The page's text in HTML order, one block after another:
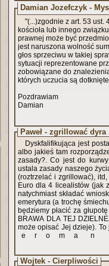
Damian Jozefczyk -
"(...)zgodnie z art. 53 ust.
kościoła lub innego
prawnej może być
jest naruszona wolność
głos sprzeciwu w takiej
sytuacji reprezentowane
zobowiązane do
których uczucia są
Pozdrawiam
Damian
Paweł - zgrillować dyra
Dyskfalifikująca jest
albo jakieś tam
zasady?. Co jest do
ustala zasady naszego
(roztrzelać i zgrillować),
Euro dla 4 licealistów (jak
natychmiast składać
emerytura (a trochę
będziemy płacić za
BRAWA DLA TEJ
może opisać Jej dzieje).
e r o m a n
Wojtek - Cierpliwości